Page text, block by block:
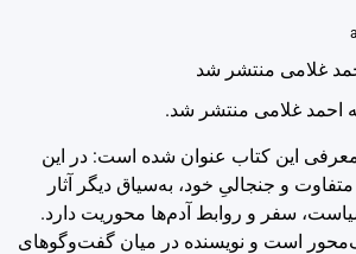
احمد غلامی منتشر شد.
این کتاب عنوان شده است: در این
و جنجالیِ خود، به‌سیاق دیگر آثار
سفر و روابط آدم‌ها محوریت دارد.
است و نویسنده در میان گفت‌وگوهای